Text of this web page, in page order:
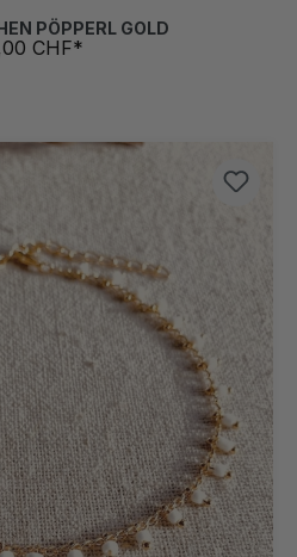
PÖPPERL GOLD
CHF*